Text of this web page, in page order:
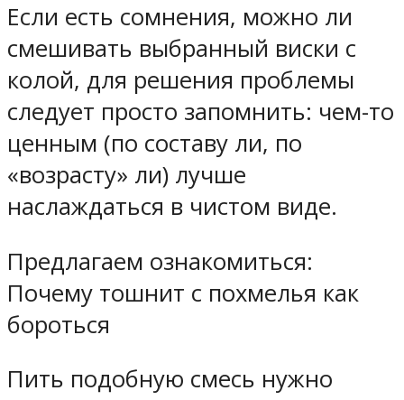
Если есть сомнения, можно ли
смешивать выбранный виски с
колой, для решения проблемы
следует просто запомнить: чем-то
ценным (по составу ли, по
«возрасту» ли) лучше
наслаждаться в чистом виде.
Предлагаем ознакомиться:
Почему тошнит с похмелья как
бороться
Пить подобную смесь нужно